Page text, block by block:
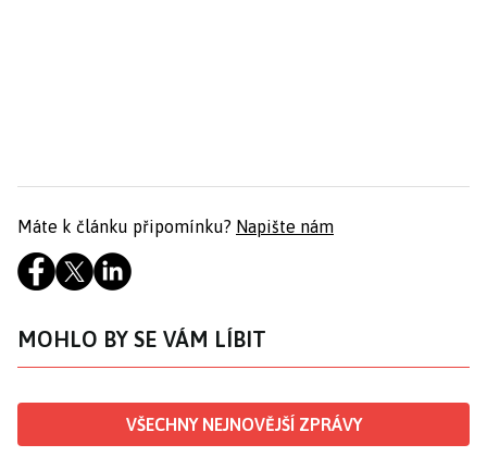
Máte k článku připomínku? Napište nám
MOHLO BY SE VÁM LÍBIT
VŠECHNY NEJNOVĚJŠÍ ZPRÁVY